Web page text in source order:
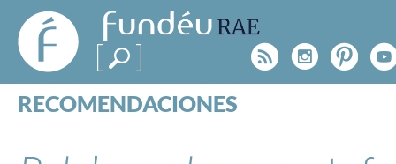
FundéuRAE
- Fundación
del Español
Urgente
Rss
RECOMENDACIONES